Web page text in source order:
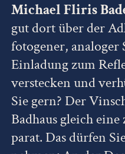
Michael Fliris
gut dort über der
fotogener,
Einladung zum
verstecken und
Sie gern? Der
Badhaus gleich
parat. Das dürfen